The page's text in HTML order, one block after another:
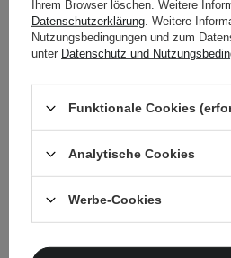
anderen
Ihrem Browser löschen. Weitere
Datenschutzerklärung . Weitere
Nutzungsbedingungen und zum
unter Datenschutz und
Funktionale Cookies
Analytische Cookies
Werbe-Cookies